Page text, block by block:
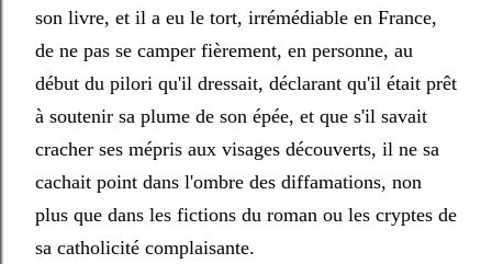
son livre, et il a eu le tort, irrémédiable en France,
de ne pas se camper fièrement, en personne, au
début du pilori qu'il dressait, déclarant qu'il était prêt
à soutenir sa plume de son épée, et que s'il savait
cracher ses mépris aux visages découverts, il ne sa
cachait point dans l'ombre des diffamations, non
plus que dans les fictions du roman ou les cryptes de
sa catholicité complaisante.